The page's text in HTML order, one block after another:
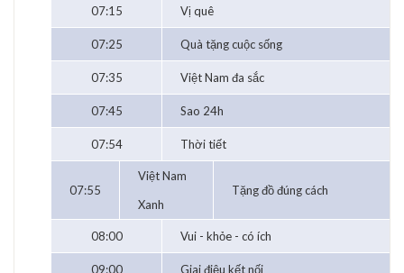
07:15 Vị quê
07:25 Quà tặng cuộc sống
07:35 Việt Nam đa sắc
07:45 Sao 24h
07:54 Thời tiết
07:55
Việt Nam
Xanh
Tặng đồ đúng cách
08:00 Vui - khỏe - có ích
09:00 Giai điệu kết nối